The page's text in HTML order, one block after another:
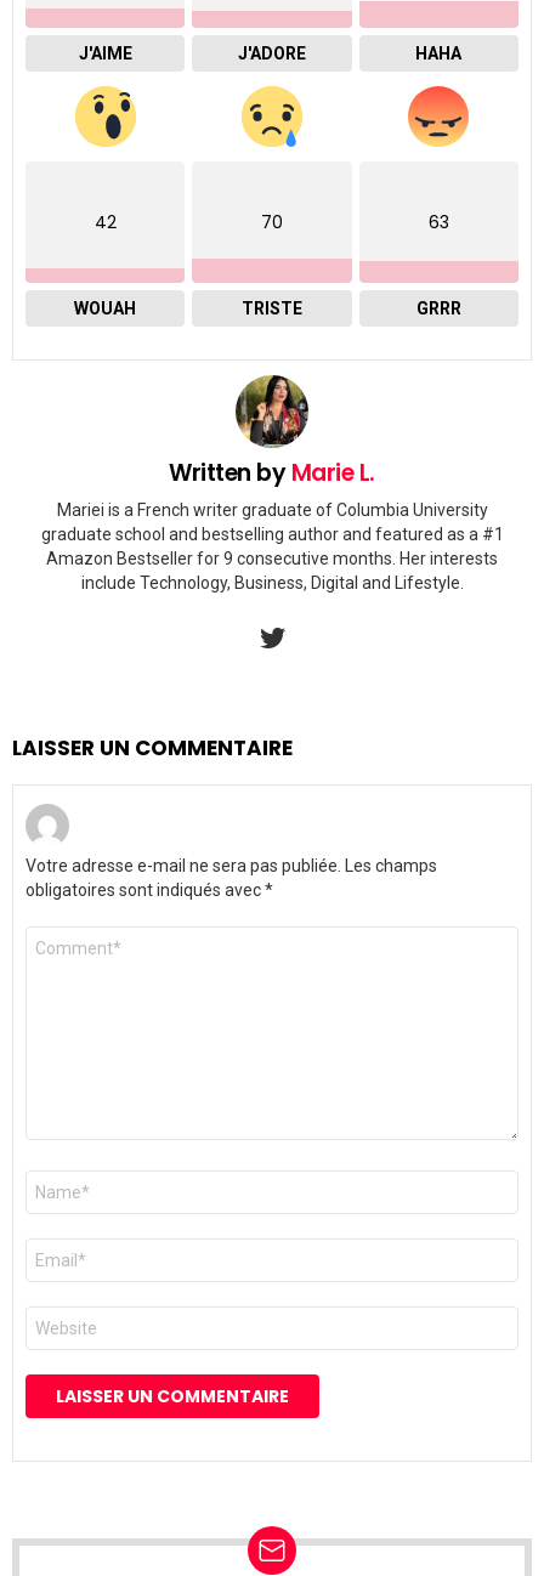
J'AIME J'ADORE HAHA
42
WOUAH
70
TRISTE
63
GRRR
Written byMarie L.
Mariei is a French writer graduate of Columbia University
graduate school and bestselling author and featured as a #1
Amazon Bestseller for 9 consecutive months. Her interests
include Technology, Business, Digital and Lifestyle.
LAISSER UN COMMENTAIRE
Votre adresse e-mail ne sera pas publiée.
Les champs
obligatoires sont indiqués avec*
Commentaire
Nom
E-
mail
*
Site
web